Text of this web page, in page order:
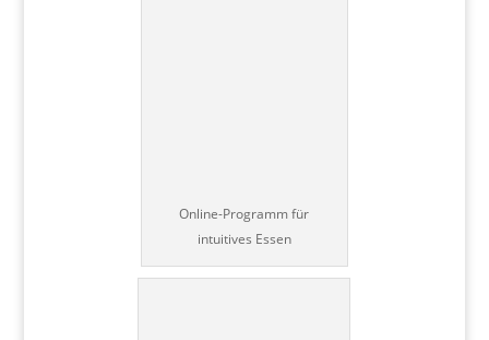
Online-Programm für
intuitives Essen